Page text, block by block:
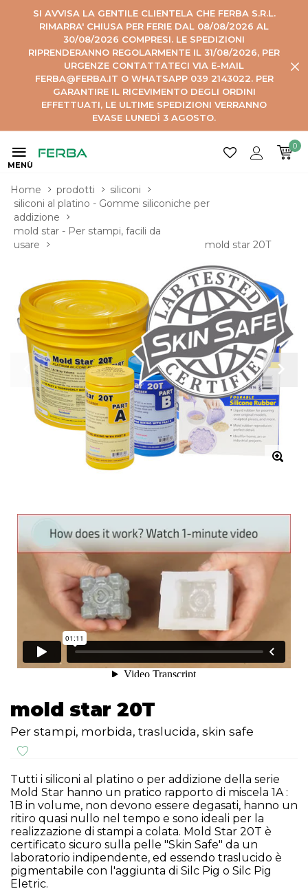
SI AVVISA LA GENTILE CLIENTELA CHE FERBA S.R.L.
RIMARRA' CHIUSA PER FERIE DAL 08/08/2026 AL
30/08/2026 COMPRESI. LE SPEDIZIONI
RIPRENDERANNO REGOLARMENTE IL 31/08/2026, PER
URGENZE CONTATTATECI VIA E-MAIL
FERBA@FERBA.IT O WHATSAPP 039 2143022. PER
GARANTIRE IL RICEVIMENTO DEGLI ORDINI
EFFETTUATI, LE ULTIME SPEDIZIONI VERRANNO
EVASE LUNEDÌ 3 AGOSTO.
MENÙ
0
Home prodotti
siliconi
siliconi al platino - Gomme siliconiche per
addizione
mold star - Per stampi, facili da
usare
mold star 20T
mold star 20T
Per stampi, morbida, traslucida, skin safe
Tutti i siliconi al platino o per addizione della serie
Mold Star hanno un pratico rapporto di miscela 1A :
1B in volume, non devono essere degasati, hanno un
ritiro quasi nullo nel tempo e sono ideali per la
realizzazione di stampi a colata. Mold Star 20T è
certificato sicuro sulla pelle "Skin Safe" da un
laboratorio indipendente, ed essendo traslucido è
pigmentabile con l'aggiunta di Silc Pig o Silc Pig
Eletric.